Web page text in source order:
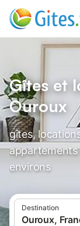
Gîtes et
Ouroux
gîtes,
appartements
environs
Destination
Ouroux,